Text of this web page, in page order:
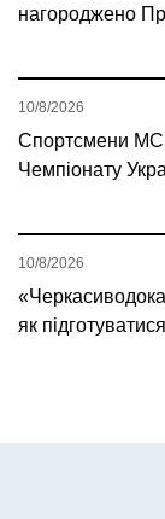
нагороджено
Спортсмени
Чемпіонату
10/8/2026
як
10/8/2026